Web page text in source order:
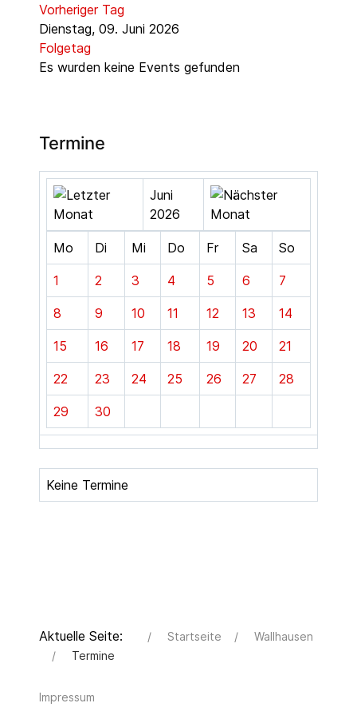
Vorheriger Tag
Dienstag, 09. Juni 2026
Folgetag
Es wurden keine Events gefunden
Termine
Juni
2026
Mo Di Mi Do Fr Sa So
1 2 3 4 5 6 7
8 9 10 11 12 13 14
15 16 17 18 19 20 21
22 23 24 25 26 27 28
29 30
Keine Termine
Aktuelle Seite: Startseite
Wallhausen
Termine
Impressum